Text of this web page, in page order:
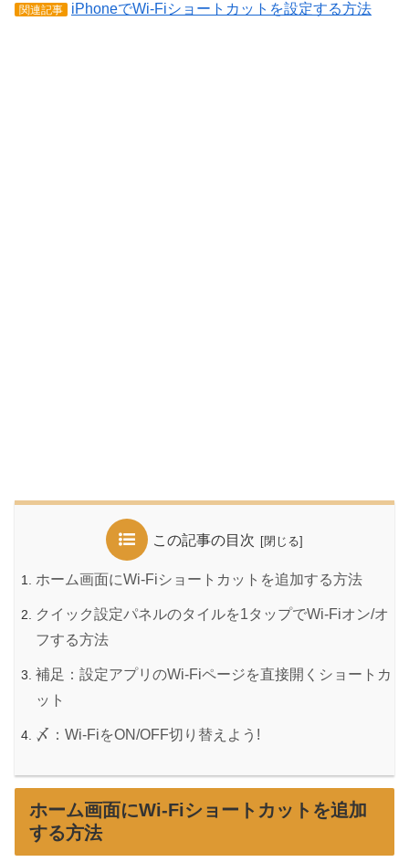
関連記事 iPhoneでWi-Fiショートカットを設定する方法
この記事の目次
ホーム画面にWi-Fiショートカットを追加する方法
クイック設定パネルのタイルを1タップでWi-Fiオン/オ
フする方法
補足：設定アプリのWi-Fiページを直接開くショートカ
ット
〆：Wi-FiをON/OFF切り替えよう!
ホーム画面にWi-Fiショートカットを追加
する方法